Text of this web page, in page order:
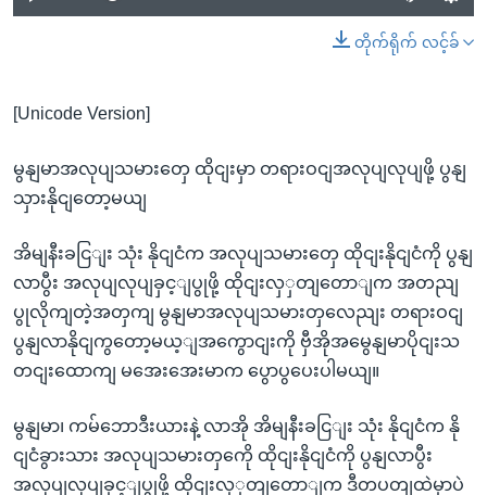
တိုက်ရိုက် လင့်ခ်
[Unicode Version]
မွနျမာအလုပျသမားတှေ ထိုငျးမှာ တရားဝငျအလုပျလုပျဖို့ ပွနျ
သှားနိုငျတော့မယျ
အိမျနီးခငြျး သုံး နိုငျငံက အလုပျသမားတှေ ထိုငျးနိုငျငံကို ပွနျ
လာပွီး အလုပျလုပျခှင့ျပွုဖို့ ထိုငျးလှှတျတောျက အတညျ
ပွုလိုကျတဲ့အတှကျ မွနျမာအလုပျသမားတှလေညျး တရားဝငျ
ပွနျလာနိုငျကွတော့မယ့ျအကွောငျးကို ဗှီအိုအမွေနျမာပိုငျးသ
တငျးထောကျ မအေးအေးမာက ပွောပွပေးပါမယျ။
မွနျမာ၊ ကမ်ဘောဒီးယားနဲ့ လာအို အိမျနီးခငြျး သုံး နိုငျငံက နို
ငျငံခွားသား အလုပျသမားတှကေို ထိုငျးနိုငျငံကို ပွနျလာပွီး
အလုပျလုပျခှင့ျပွုဖို့ ထိုငျးလှှတျတောျက ဒီတပတျထဲမှာပဲ